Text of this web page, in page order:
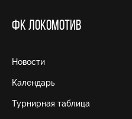
ФК ЛОКОМОТИВ
Новости
Календарь
Турнирная таблица